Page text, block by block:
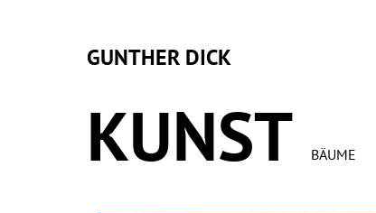
GUNTHER DICK
KUNST BÄUME